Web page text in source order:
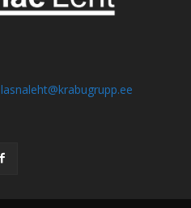
lasnaleht@krabugrupp.ee